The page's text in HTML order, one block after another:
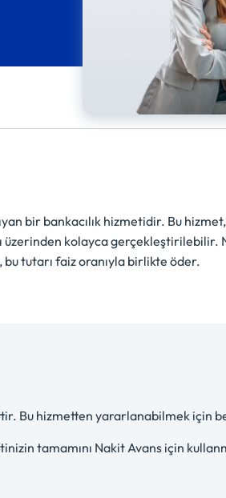
bir bankacılık hizmetidir. Bu
üzerinden kolayca gerçekleştirilebilir.
bu tutarı faiz oranıyla birlikte öder.
Bu hizmetten yararlanabilmek
tamamını Nakit Avans için